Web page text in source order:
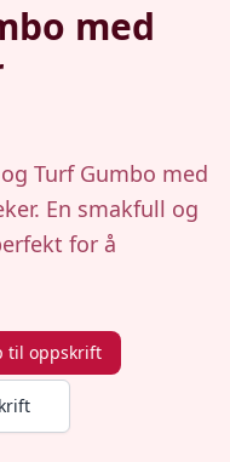
med
Turf Gumbo med
En smakfull og
for å
til oppskrift